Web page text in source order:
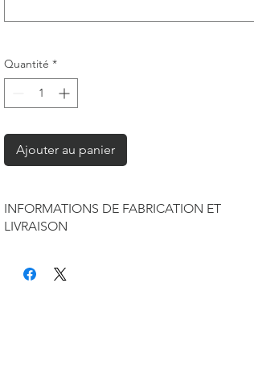
Quantité *
Ajouter au panier
INFORMATIONS DE FABRICATION ET
LIVRAISON
seule à sa réalisation. Je suis maître de mes délais